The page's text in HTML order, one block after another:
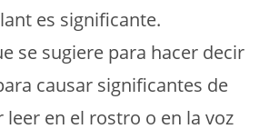
es significante.
se sugiere para hacer decir
causar significantes de
leer en el rostro o en la voz